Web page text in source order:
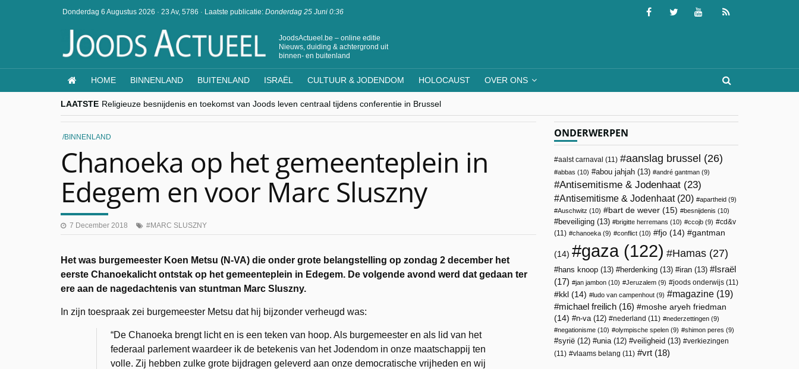
Donderdag 6 Augustus 2026 · 23 Av, 5786 · Laatste publicatie: Donderdag 25 Juni 0:36
JoodsActueel.be – online editie
Nieuws, duiding & achtergrond uit
binnen- en buitenland
HOME BINNENLAND BUITENLAND ISRAËL CULTUUR & JODENDOM HOLOCAUST OVER ONS
LAATSTE Religieuze besnijdenis en toekomst van Joods leven centraal tijdens conferentie in Brussel
“Besnijdenisdebat toont hoe moeilijk seculiere Westen minderheden begrijpt”, Jinnih Beels (Vooruit)
CITYTRIP | ROEMENIË – Boekarest: de verrassing van Oost-Europa
“Vandaag zit elke Jood in België op de beklaagdenbank”
BINNENLAND
Chanoeka op het gemeenteplein in
Edegem en voor Marc Sluszny
7 December 2018 MARC SLUSZNY
Het was burgemeester Koen Metsu (N-VA) die onder grote belangstelling op zondag 2 december het
eerste Chanoekalicht ontstak op het gemeenteplein in Edegem. De volgende avond werd dat gedaan ter
ere aan de nagedachtenis van stuntman Marc Sluszny.
In zijn toespraak zei burgemeester Metsu dat hij bijzonder verheugd was:
“De Chanoeka brengt licht en is een teken van hoop. Als burgemeester en als lid van het
federaal parlement waardeer ik de betekenis van het Jodendom in onze maatschappij ten
volle. Zij hebben zulke grote bijdragen geleverd aan onze democratische vrijheden en wij
ONDERWERPEN
aalst carnaval (11) aanslag brussel (26)
abbas (10) abou jahjah (13) andré gantman (9)
Antisemitisme & Jodenhaat (23)
Antisemitisme & Jodenhaat(20) apartheid (9)
Auschwitz (10) bart de wever (15) besnijdenis (10)
beveiliging (13) brigitte herremans (10) ccojb (9)
cd&v
(11)
chanoeka (9) conflict (10) fjo (14) gantman
(14) gaza(122) Hamas (27)
hans knoop (13) herdenking (13) iran (13)
Israël
(17)
jan jambon (10) Jeruzalem (9) joods onderwijs (11)
kkl (14) ludo van campenhout (9) magazine (19)
michael freilich (16)
moshe aryeh friedman
(14)
n-va(12) nederland (11) nederzettingen (9)
negationisme (10) olympische spelen (9) shimon peres (9)
syrië (12) unia(12) veiligheid (13)
verkiezingen
(11)
vlaams belang (11) vrt (18)